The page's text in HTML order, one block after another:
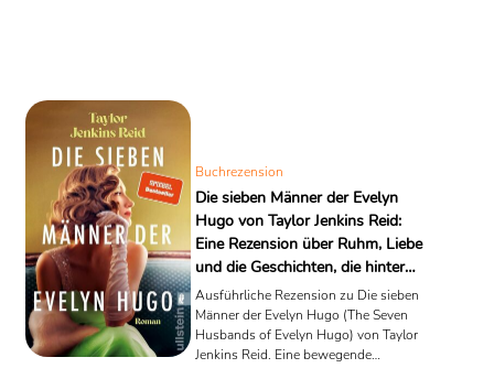
Buchrezension
Die sieben Männer der Evelyn
Hugo von Taylor Jenkins Reid:
Eine Rezension über Ruhm, Liebe
und die Geschichten, die hinter
einer Legende verborgen bleiben
Ausführliche Rezension zu Die sieben
Männer der Evelyn Hugo (The Seven
Husbands of Evelyn Hugo) von Taylor
Jenkins Reid. Eine bewegende